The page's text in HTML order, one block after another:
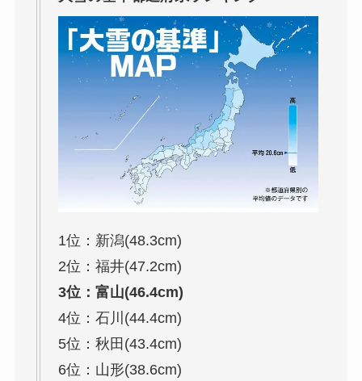
1位：新潟(48.3cm)
2位：福井(47.2cm)
3位：富山(46.4cm)
4位：石川(44.4cm)
5位：秋田(43.4cm)
6位：山形(38.6cm)